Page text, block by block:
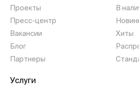
Проекты
Пресс-центр
Вакансии
Блог
Партнеры
В
Хиты
Услуги